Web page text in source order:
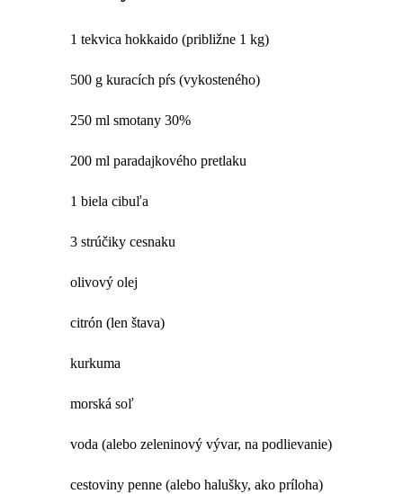
1 tekvica hokkaido (približne 1 kg)
500 g kuracích pŕs (vykosteného)
250 ml smotany 30%
200 ml paradajkového pretlaku
1 biela cibuľa
3 strúčiky cesnaku
olivový olej
citrón (len štava)
kurkuma
morská soľ
voda (alebo zeleninový vývar, na podlievanie)
cestoviny penne (alebo halušky, ako príloha)